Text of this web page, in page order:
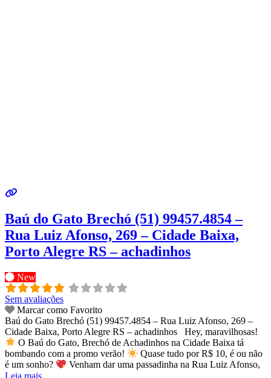
Baú do Gato Brechó (51) 99457.4854 –
Rua Luiz Afonso, 269 – Cidade Baixa,
Porto Alegre RS – achadinhos
New
Sem avaliações
Marcar como Favorito
Baú do Gato Brechó (51) 99457.4854 – Rua Luiz Afonso, 269 –
Cidade Baixa, Porto Alegre RS – achadinhos Hey, maravilhosas!
O Baú do Gato, Brechó de Achadinhos na Cidade Baixa tá
bombando com a promo verão!
Quase tudo por R$ 10, é ou não
é um sonho?
Venham dar uma passadinha na Rua Luiz Afonso,
Leia mais...